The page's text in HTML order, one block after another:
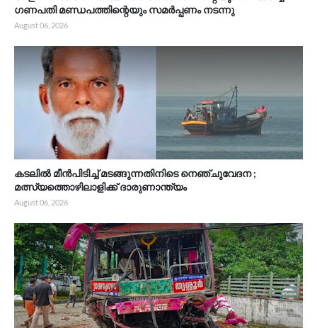
ഗണപതി മണ്ഡപത്തിന്റെയും സമർപ്പണം നടന്നു
August 06, 2026
കടലിൽ മീൻപിടിച്ച് മടങ്ങുന്നതിനിടെ നെഞ്ചുവേദന ;
മത്സ്യത്തൊഴിലാളിക്ക് ദാരുണാന്ത്യം
August 06, 2026